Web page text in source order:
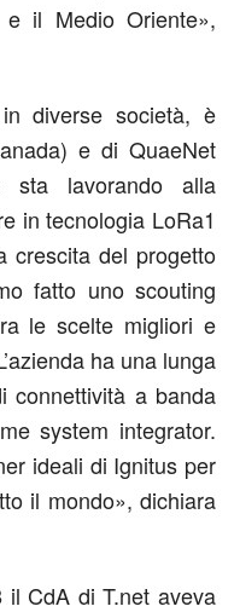
il Medio Oriente»,
diverse società, è
e di QuaeNet
sta lavorando alla
in tecnologia LoRa1
crescita del progetto
fatto uno scouting
le scelte migliori e
ha una lunga
connettività a banda
system integrator.
ideali di Ignitus per
il mondo», dichiara
CdA di T.net aveva